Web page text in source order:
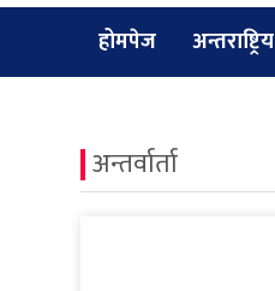
होमपेज अन्तराष्ट्रिय
अन्तर्वार्ता